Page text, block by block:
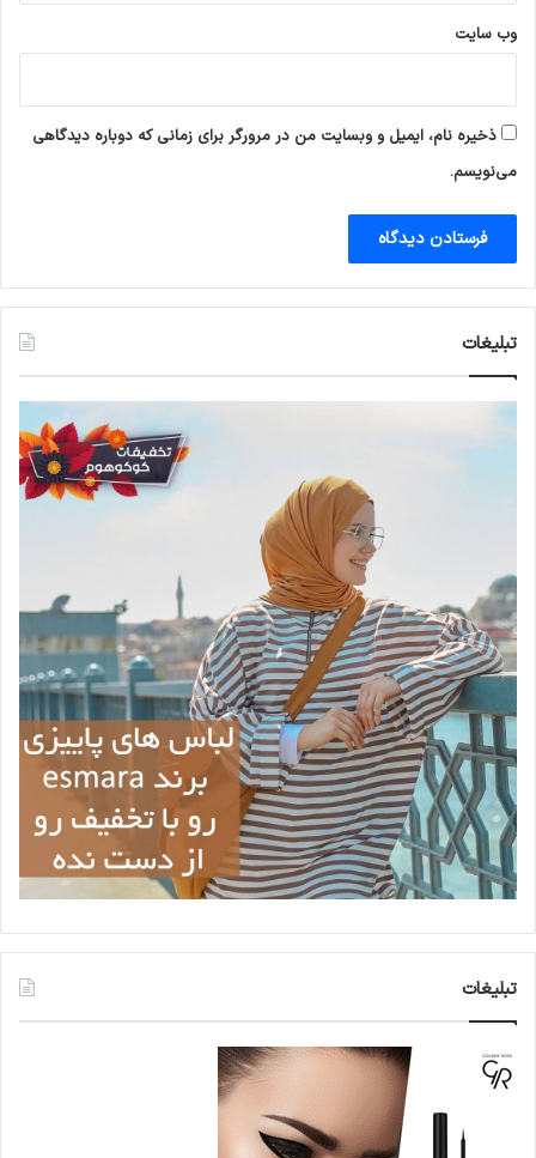
وب‌ سایت
ذخیره نام، ایمیل و وبسایت من در مرورگر برای زمانی که دوباره دیدگاهی
می‌نویسم.
تبلیغات
تبلیغات